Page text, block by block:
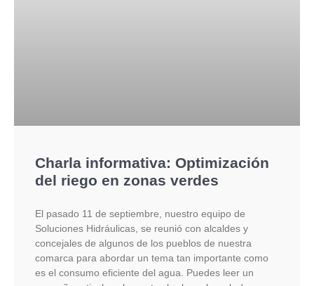
Charla informativa: Optimización
del riego en zonas verdes
El pasado 11 de septiembre, nuestro equipo de
Soluciones Hidráulicas, se reunió con alcaldes y
concejales de algunos de los pueblos de nuestra
comarca para abordar un tema tan importante como
es el consumo eficiente del agua. Puedes leer un